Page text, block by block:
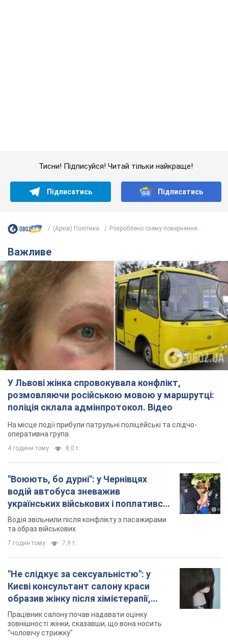
Тисни! Підписуйся! Читай тільки найкраще!
Підписатись Підписатись
(Архів) Політика Розроблено схему повернення...
Важливе
У Львові жінка спровокувала конфлікт,
розмовляючи російською мовою у маршрутці:
поліція склала адмінпротокол. Відео
На місце події прибули патрульні поліцейські та слідчо-
оперативна група
4 години тому 8,0 т.
"Воюють, бо дурні": у Чернівцях
водій автобуса зневажив
українських військових і поплатився.
Відео
Водія звільнили після конфлікту з пасажирами
та образ військових
7 годин тому 7,9 т.
"Не слідкує за сексуальністю": у
Києві консультант салону краси
образив жінку після хімієтерапії,
розгорівся скандал. Фото
Працівник салону почав надавати оцінку
зовнішності жінки, сказавши, що вона носить
"чоловічу стрижку"